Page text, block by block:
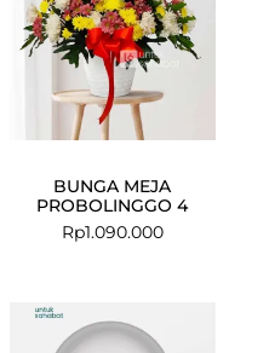
BUNGA MEJA
PROBOLINGGO 4
Rp1.090.000